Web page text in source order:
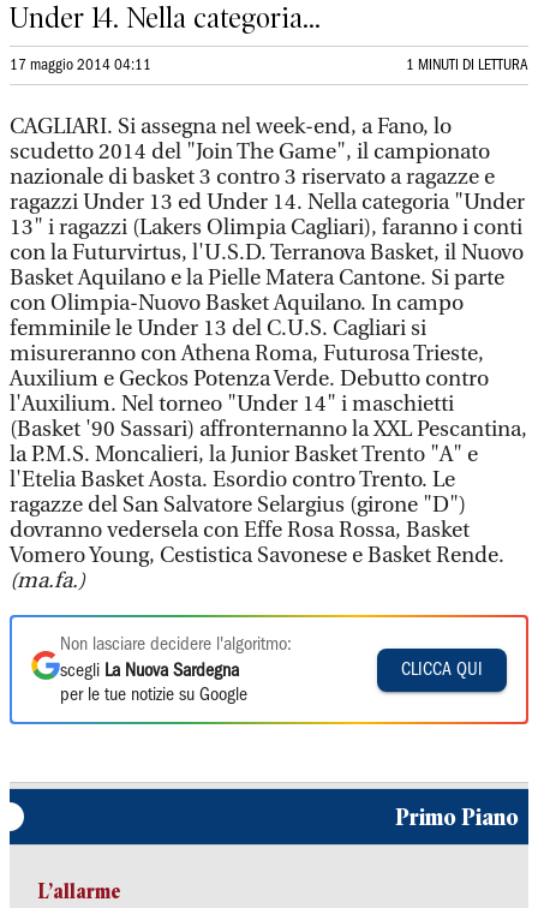
Under 14. Nella categoria...
17 maggio 2014 04:11 1 MINUTI DI LETTURA
CAGLIARI. Si assegna nel week-end, a Fano, lo
scudetto 2014 del "Join The Game", il campionato
nazionale di basket 3 contro 3 riservato a ragazze e
ragazzi Under 13 ed Under 14. Nella categoria "Under
13" i ragazzi (Lakers Olimpia Cagliari), faranno i conti
con la Futurvirtus, l'U.S.D. Terranova Basket, il Nuovo
Basket Aquilano e la Pielle Matera Cantone. Si parte
con Olimpia-Nuovo Basket Aquilano. In campo
femminile le Under 13 del C.U.S. Cagliari si
misureranno con Athena Roma, Futurosa Trieste,
Auxilium e Geckos Potenza Verde. Debutto contro
l'Auxilium. Nel torneo "Under 14" i maschietti
(Basket '90 Sassari) affronternanno la XXL Pescantina,
la P.M.S. Moncalieri, la Junior Basket Trento "A" e
l'Etelia Basket Aosta. Esordio contro Trento. Le
ragazze del San Salvatore Selargius (girone "D")
dovranno vedersela con Effe Rosa Rossa, Basket
Vomero Young, Cestistica Savonese e Basket Rende.
(ma.fa.)
Non lasciare decidere l'algoritmo:
scegli La Nuova Sardegna
per le tue notizie su Google
CLICCA QUI
Primo Piano
L’allarme